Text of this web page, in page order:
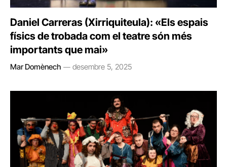
Daniel Carreras (Xirriquiteula): «Els espais
físics de trobada com el teatre són més
importants que mai»
Mar Domènech desembre 5, 2025